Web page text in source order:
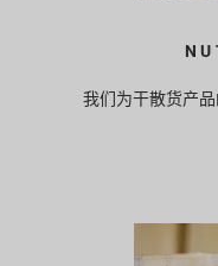
我们为干散货产